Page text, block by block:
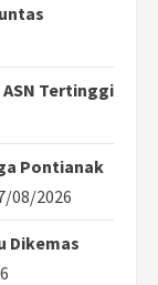
Tertinggi
Pontianak
08/2026
Dikemas